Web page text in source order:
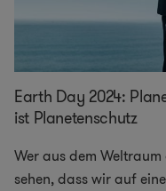
Earth Day 2024:
ist Planetenschutz
Wer aus dem
sehen, dass wir auf